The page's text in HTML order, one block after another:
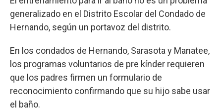
generalizado en el Distrito Escolar del Condado de
Hernando, según un portavoz del distrito.
En los condados de Hernando, Sarasota y Manatee,
los programas voluntarios de pre kínder requieren
que los padres firmen un formulario de
reconocimiento confirmando que su hijo sabe usar
el baño.